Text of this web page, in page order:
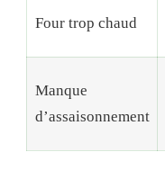
Four trop chaud
Manque
d’assaisonnement